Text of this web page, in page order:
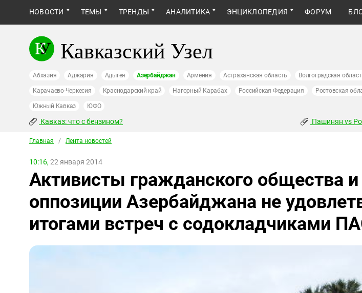
НОВОСТИ ТЕМЫ ТРЕНДЫ АНАЛИТИКА ЭНЦИКЛОПЕДИЯ ФОРУМ
Кавказский Узел
Абхазия Аджария Адыгея Азербайджан Армения Астраханская область Волгоградская
Карачаево-Черкесия Краснодарский край Нагорный Карабах Российская Федерация Ростовская
Южный Кавказ ЮФО
Кавказ: что с бензином? Пашинян vs
Главная / Лента новостей
10:16, 22 января 2014
Активисты гражданского общества и
оппозиции Азербайджана не
итогами встреч с содокладчиками